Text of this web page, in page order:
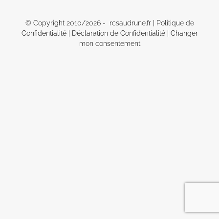
© Copyright 2010/2026 - rcsaudrune.fr |
Politique de
Confidentialité| Déclaration de Confidentialité| Changer
mon consentement